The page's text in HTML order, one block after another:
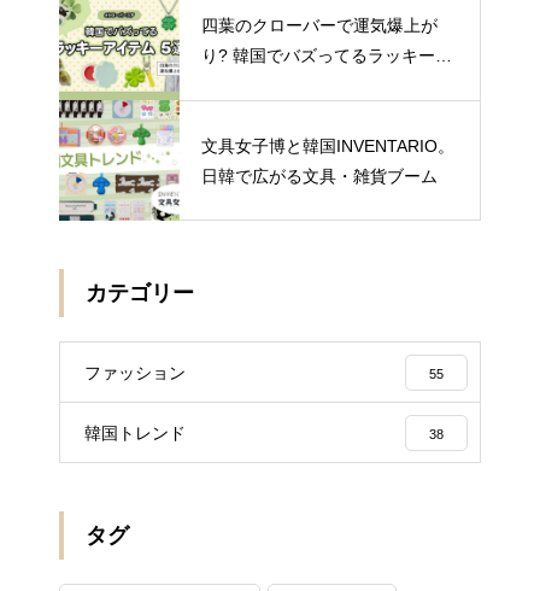
四葉のクローバーで運気爆上が
り? 韓国でバズってるラッキーア
文具女子博と韓国INVENTARIO。
日韓で広がる文具・雑貨ブーム
カテゴリー
ファッション 55
韓国トレンド 38
タグ